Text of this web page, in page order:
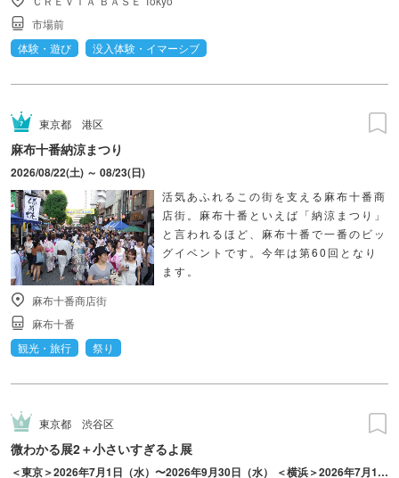
市場前
体験・遊び
没入体験・イマーシブ
東京都 港区
麻布十番納涼まつり
2026/08/22(土) ～ 08/23(日)
活気あふれるこの街を支える麻布十番商
店街。麻布十番といえば「納涼まつり」
と言われるほど、麻布十番で一番のビッ
グイベントです。今年は第60回となり
ます。
麻布十番商店街
麻布十番
観光・旅行
祭り
東京都 渋谷区
微わかる展2＋小さいすぎるよ展
＜東京＞2026年7月1日（水）〜2026年9月30日（水） ＜横浜＞2026年7月17日（金）〜2026年10月18日（日）